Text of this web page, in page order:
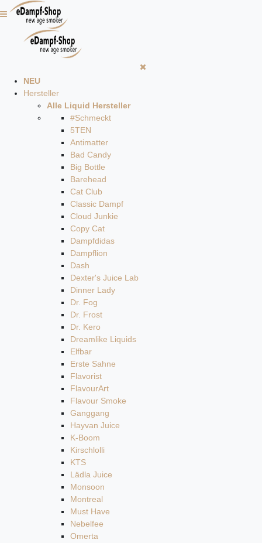
NEU
Hersteller
Alle Liquid Hersteller
#Schmeckt
5TEN
Antimatter
Bad Candy
Big Bottle
Barehead
Cat Club
Classic Dampf
Cloud Junkie
Copy Cat
Dampfdidas
Dampflion
Dash
Dexter's Juice Lab
Dinner Lady
Dr. Fog
Dr. Frost
Dr. Kero
Dreamlike Liquids
Elfbar
Erste Sahne
Flavorist
FlavourArt
Flavour Smoke
Ganggang
Hayvan Juice
K-Boom
Kirschlolli
KTS
Lädla Juice
Monsoon
Montreal
Must Have
Nebelfee
Omerta